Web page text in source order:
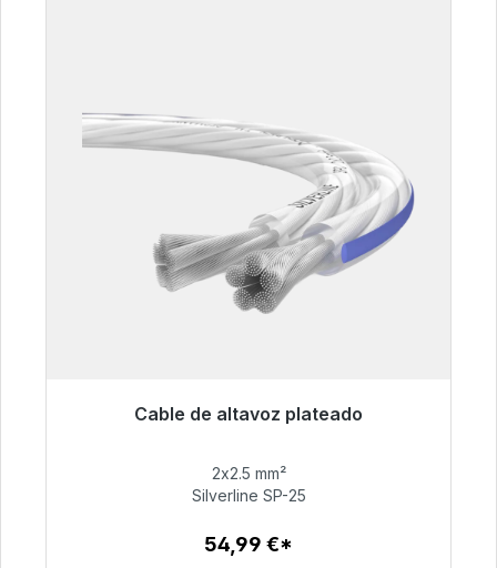
Cable de altavoz plateado
Listo para envío inmediato, plazo de entrega
54,99 €
2x2.5 mm²
Silverline SP-25
54,99 €*